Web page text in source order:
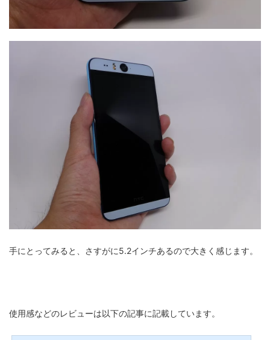
手にとってみると、さすがに5.2インチあるので大きく感じます。
使用感などのレビューは以下の記事に記載しています。